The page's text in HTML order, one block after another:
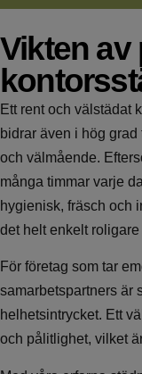
Vikten
Ett rent och välstädat
bidrar även i hög
och välmående.
många timmar varje
hygienisk, fräsch och
det helt enkelt
För företag som tar
samarbetspartners är
helhetsintrycket. Ett
och pålitlighet, vilket